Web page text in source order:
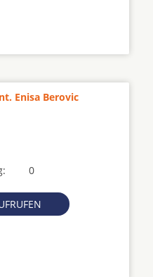
Enisa Berovic
0